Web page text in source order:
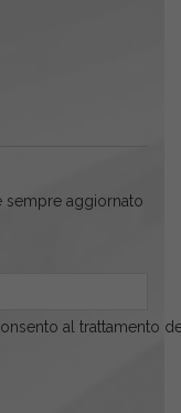
sempre aggiornato
al trattamento